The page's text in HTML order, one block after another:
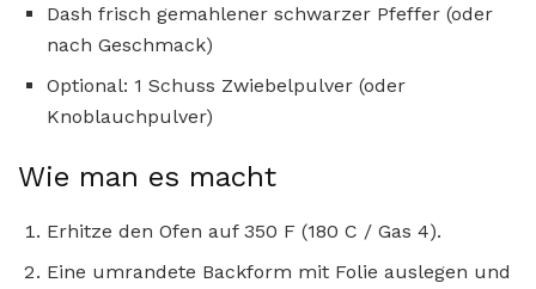
Dash frisch gemahlener schwarzer Pfeffer (oder
nach Geschmack)
Optional: 1 Schuss Zwiebelpulver (oder
Knoblauchpulver)
Wie man es macht
Erhitze den Ofen auf 350 F (180 C / Gas 4).
Eine umrandete Backform mit Folie auslegen und